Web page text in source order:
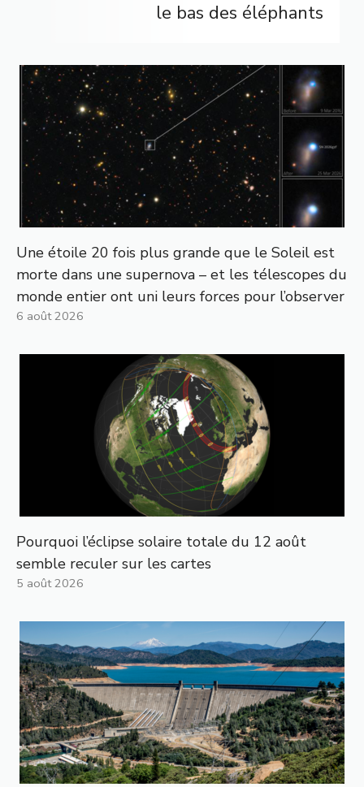
le bas des éléphants
Une étoile 20 fois plus grande que le Soleil est
morte dans une supernova – et les télescopes du
monde entier ont uni leurs forces pour l’observer
6 août 2026
Pourquoi l’éclipse solaire totale du 12 août
semble reculer sur les cartes
5 août 2026